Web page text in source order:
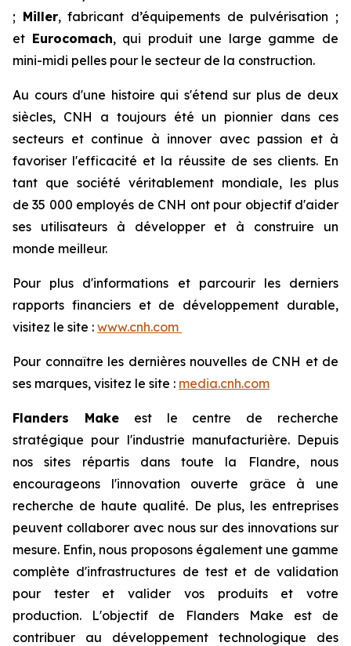
; Miller, fabricant d’équipements de pulvérisation ;
et Eurocomach, qui produit une large gamme de
mini-midi pelles pour le secteur de la construction.
Au cours d'une histoire qui s'étend sur plus de deux
siècles, CNH a toujours été un pionnier dans ces
secteurs et continue à innover avec passion et à
favoriser l'efficacité et la réussite de ses clients. En
tant que société véritablement mondiale, les plus
de 35 000 employés de CNH ont pour objectif d'aider
ses utilisateurs à développer et à construire un
monde meilleur.
Pour plus d'informations et parcourir les derniers
rapports financiers et de développement durable,
visitez le site : www.cnh.com
Pour connaître les dernières nouvelles de CNH et de
ses marques, visitez le site : media.cnh.com
Flanders Makeest le centre de recherche
stratégique pour l'industrie manufacturière. Depuis
nos sites répartis dans toute la Flandre, nous
encourageons l'innovation ouverte grâce à une
recherche de haute qualité. De plus, les entreprises
peuvent collaborer avec nous sur des innovations sur
mesure. Enfin, nous proposons également une gamme
complète d'infrastructures de test et de validation
pour tester et valider vos produits et votre
production. L'objectif de Flanders Make est de
contribuer au développement technologique des